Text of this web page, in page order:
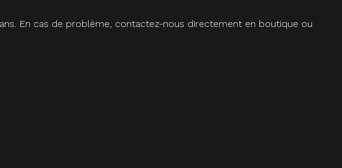
En cas de problème, contactez-nous directement en boutique ou